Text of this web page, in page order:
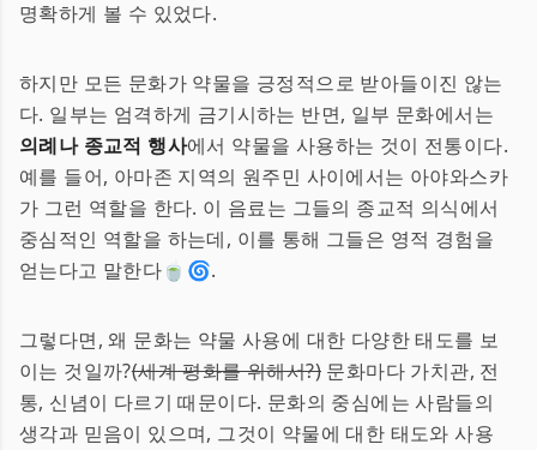
명확하게 볼 수 있었다.
하지만 모든 문화가 약물을 긍정적으로 받아들이진 않는
다. 일부는 엄격하게 금기시하는 반면, 일부 문화에서는
의례나 종교적 행사에서 약물을 사용하는 것이 전통이다.
예를 들어, 아마존 지역의 원주민 사이에서는 아야와스카
가 그런 역할을 한다. 이 음료는 그들의 종교적 의식에서
중심적인 역할을 하는데, 이를 통해 그들은 영적 경험을
얻는다고 말한다🍵🌀.
그렇다면, 왜 문화는 약물 사용에 대한 다양한 태도를 보
이는 것일까?(세계 평화를 위해서?) 문화마다 가치관, 전
통, 신념이 다르기 때문이다. 문화의 중심에는 사람들의
생각과 믿음이 있으며, 그것이 약물에 대한 태도와 사용